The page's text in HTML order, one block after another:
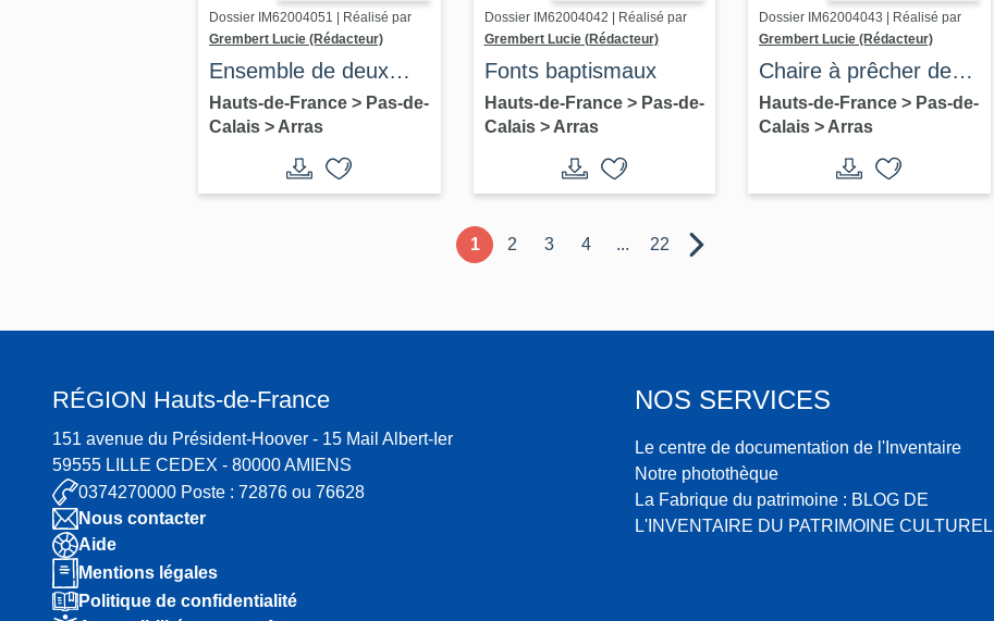
Dossier IM62004051 | Réalisé par
Grembert Lucie (Rédacteur)
Ensemble de deux
statues : Philippe de
Torcy et Suzanne
d'Humières
Hauts-de-France > Pas-de-
Calais > Arras
Dossier IM62004042 | Réalisé par
Grembert Lucie (Rédacteur)
Fonts baptismaux
Hauts-de-France > Pas-de-
Calais > Arras
Dossier IM62004043 | Réalisé par
Grembert Lucie (Rédacteur)
Chaire à prêcher de
style Art déco
Hauts-de-France > Pas-de-
Calais > Arras
1 2 3 4 ... 22
RÉGION Hauts-de-France
151 avenue du Président-Hoover - 15 Mail Albert-Ier
59555 LILLE CEDEX - 80000 AMIENS
0374270000 Poste : 72876 ou 76628
Nous contacter
Aide
Mentions légales
Politique de confidentialité
NOS SERVICES
Le centre de documentation de l'Inventaire
Notre photothèque
La Fabrique du patrimoine : BLOG DE
L'INVENTAIRE DU PATRIMOINE CULTUREL